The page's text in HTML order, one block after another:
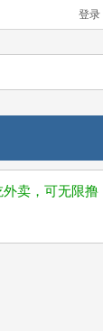
登录
外卖，可无限撸